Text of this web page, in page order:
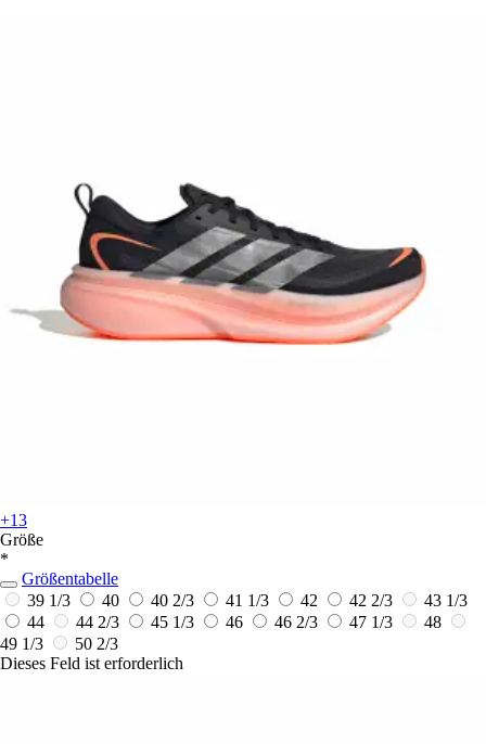
+13
Größe
*
Größentabelle
39 1/3
40 40 2/3 41 1/3 42 42 2/3
43 1/3
44
44 2/3 45 1/3 46 46 2/3 47 1/3
48
49 1/3
50 2/3
Dieses Feld ist erforderlich